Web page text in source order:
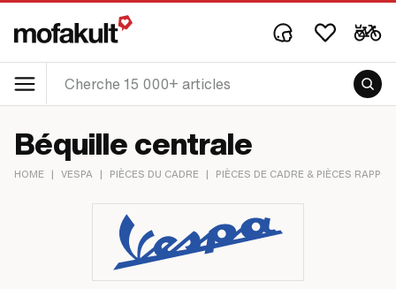
Béquille centrale
HOME | VESPA | PIÈCES DU CADRE | PIÈCES DE CADRE & PIÈCES